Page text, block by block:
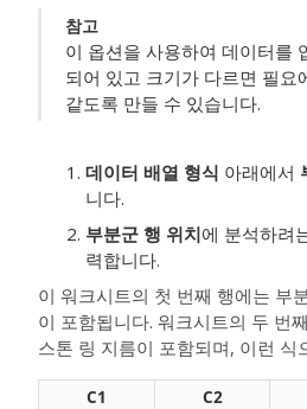
참고
이 옵션을 사용하여 데이터를
되어 있고 크기가 다르면 필
같도록 만들 수 있습니다.
데이터 배열 형식 아래에서
니다.
부분군 행 위치에 분석하려
력합니다.
이 워크시트의 첫 번째 행에는 부
이 포함됩니다. 워크시트의 두 번
스톤 링 지름이 포함되며, 이런 식
C1 C2